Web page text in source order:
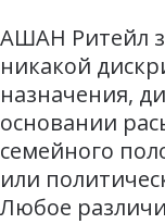
АШАН Ритейл
никакой
назначения,
основании
семейного
или
Любое